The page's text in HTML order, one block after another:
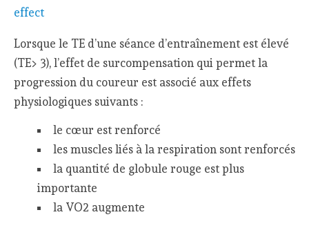
Lorsque le TE d’une séance d’entraînement est élevé
(TE> 3), l’effet de surcompensation qui permet la
progression du coureur est associé aux effets
physiologiques suivants :
le cœur est renforcé
les muscles liés à la respiration sont renforcés
la quantité de globule rouge est plus
importante
la VO2 augmente